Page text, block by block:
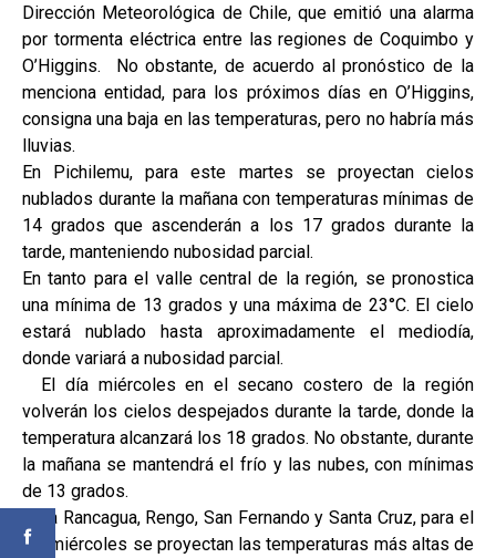
Dirección Meteorológica de Chile, que emitió una alarma
por tormenta eléctrica entre las regiones de Coquimbo y
O’Higgins. No obstante, de acuerdo al pronóstico de la
menciona entidad, para los próximos días en O’Higgins,
consigna una baja en las temperaturas, pero no habría más
lluvias.
En Pichilemu, para este martes se proyectan cielos
nublados durante la mañana con temperaturas mínimas de
14 grados que ascenderán a los 17 grados durante la
tarde, manteniendo nubosidad parcial.
En tanto para el valle central de la región, se pronostica
una mínima de 13 grados y una máxima de 23°C. El cielo
estará nublado hasta aproximadamente el mediodía,
donde variará a nubosidad parcial.
El día miércoles en el secano costero de la región
volverán los cielos despejados durante la tarde, donde la
temperatura alcanzará los 18 grados. No obstante, durante
la mañana se mantendrá el frío y las nubes, con mínimas
de 13 grados.
Para Rancagua, Rengo, San Fernando y Santa Cruz, para el
día miércoles se proyectan las temperaturas más altas de